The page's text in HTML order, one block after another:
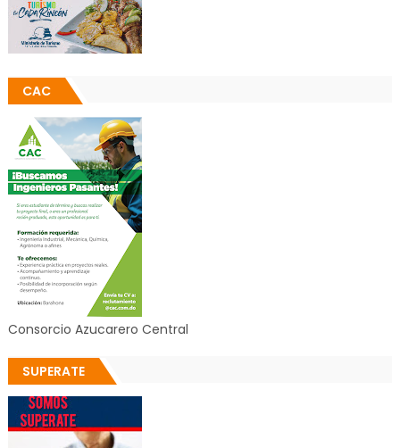
CAC
Consorcio Azucarero Central
SUPERATE